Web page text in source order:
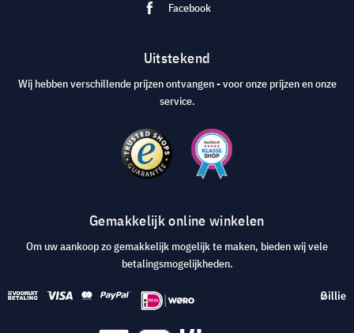
Facebook
Uitstekend
Wij hebben verschillende prijzen ontvangen - voor onze prijzen en onze
service.
Gemakkelijk online winkelen
Om uw aankoop zo gemakkelijk mogelijk te maken, bieden wij vele
betalingsmogelijkheden.